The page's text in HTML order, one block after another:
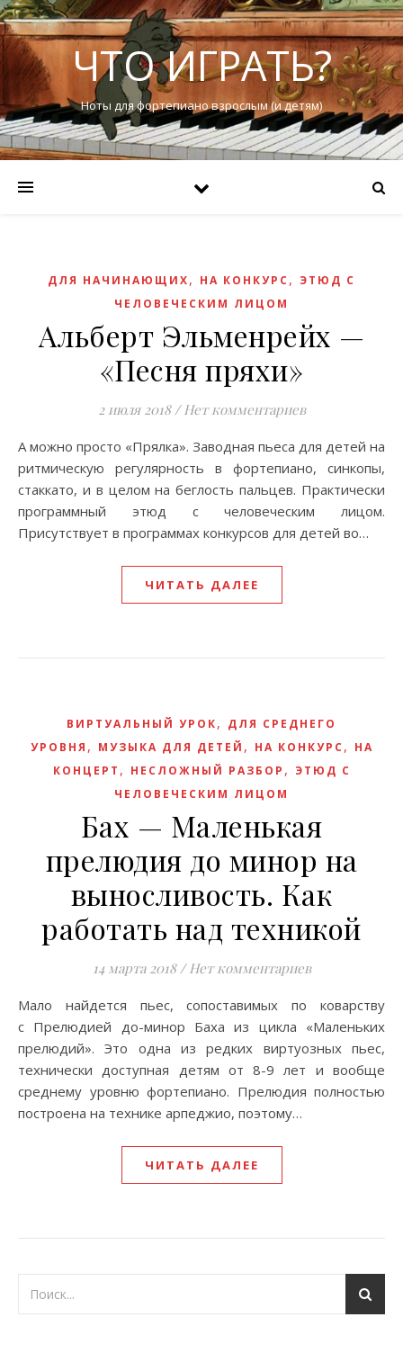
ЧТО ИГРАТЬ?
Ноты для фортепиано взрослым (и детям)
ДЛЯ НАЧИНАЮЩИХ, НА КОНКУРС , ЭТЮД С
ЧЕЛОВЕЧЕСКИМ ЛИЦОМ
Альберт Эльменрейх —
«Песня пряхи»
2 июля 2018 / Нет комментариев
А можно просто «Прялка». Заводная пьеса для детей на
ритмическую регулярность в фортепиано, синкопы,
стаккато, и в целом на беглость пальцев. Практически
программный этюд с человеческим лицом.
Присутствует в программах конкурсов для детей во…
ЧИТАТЬ ДАЛЕЕ
ВИРТУАЛЬНЫЙ УРОК, ДЛЯ СРЕДНЕГО
УРОВНЯ , МУЗЫКА ДЛЯ ДЕТЕЙ , НА КОНКУРС , НА
КОНЦЕРТ , НЕСЛОЖНЫЙ РАЗБОР , ЭТЮД С
ЧЕЛОВЕЧЕСКИМ ЛИЦОМ
Бах — Маленькая
прелюдия до минор на
выносливость. Как
работать над техникой
14 марта 2018 / Нет комментариев
Мало найдется пьес, сопоставимых по коварству
с Прелюдией до-минор Баха из цикла «Маленьких
прелюдий». Это одна из редких виртуозных пьес,
технически доступная детям от 8-9 лет и вообще
среднему уровню фортепиано. Прелюдия полностью
построена на технике арпеджио, поэтому…
ЧИТАТЬ ДАЛЕЕ